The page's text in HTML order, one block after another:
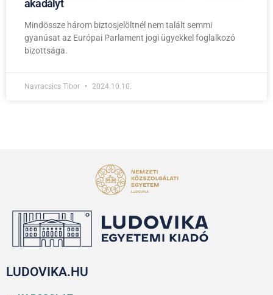
akadályt
Mindössze három biztosjelöltnél nem talált semmi
gyanúsat az Európai Parlament jogi ügyekkel foglalkozó
bizottsága.
Navracsics Tibor 2024.10.10.
LUDOVIKA.HU